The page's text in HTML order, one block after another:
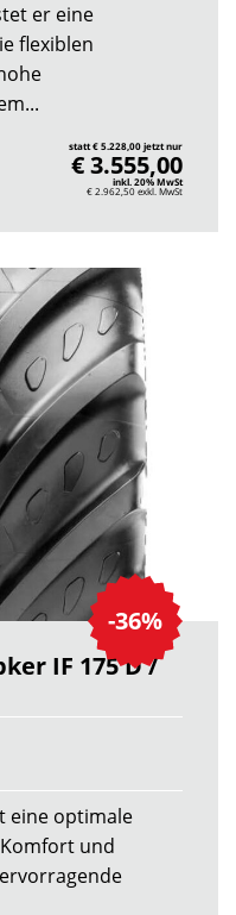
er eine
flexiblen
statt € 5.228,00 jetzt nur
€ 3.555,00
inkl. 20% MwSt
€ 2.962,50exkl. MwSt
-36%
IF 175 D /
eine optimale
und